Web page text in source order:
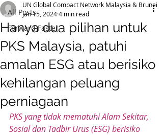
All Posts
Forward Faster
Hanya dua pilihan untuk
PKS Malaysia, patuhi
amalan ESG atau berisiko
kehilangan peluang
perniagaan
UN Global Compact Network Malaysia & Brunei
Jan 15, 20244 min read
PKS yang tidak mematuhi Alam Sekitar,
Sosial dan Tadbir Urus (ESG) berisiko